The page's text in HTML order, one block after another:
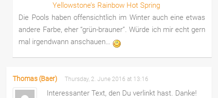
Yellowstone’s Rainbow Hot Spring
Die Pools haben offensichtlich im Winter auch eine etwas
andere Farbe, eher “grün-brauner”. Würde ich mir echt gern
mal irgendwann anschauen…
Thomas (Baer) Thursday, 2. June 2016 at 13:16
Interessanter Text, den Du verlinkt hast. Danke!